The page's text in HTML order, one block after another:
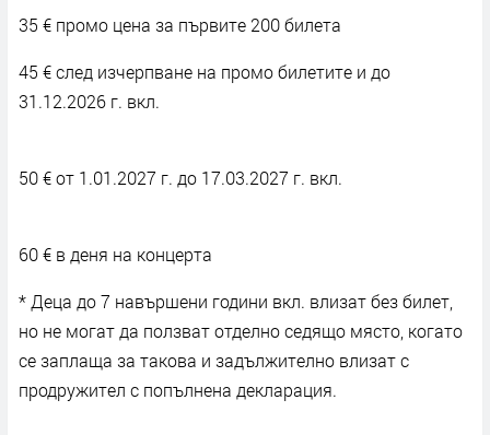
35 € промо цена за първите 200 билета
45 € след изчерпване на промо билетите и до
31.12.2026 г. вкл.
50 € от 1.01.2027 г. до 17.03.2027 г. вкл.
60 € в деня на концерта
* Деца до 7 навършени години вкл. влизат без билет,
но не могат да ползват отделно седящо място, когато
се заплаща за такова и задължително влизат с
продружител с попълнена декларация.